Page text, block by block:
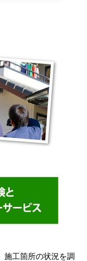
施工箇所の状況を調